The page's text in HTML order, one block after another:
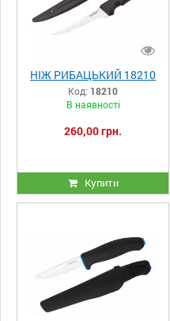
НІЖ РИБАЦЬКИЙ 18210
Код: 18210
В наявності
260,00 грн.
Купити